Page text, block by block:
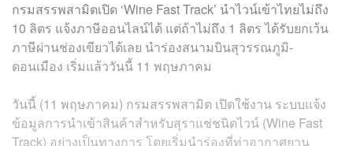
กรมสรรพสามิตเปิด ‘Wine Fast Track’ นำไวน์เข้าไทยไม่ถึง
10 ลิตร แจ้งภาษีออนไลน์ได้ แต่ถ้าไม่ถึง 1 ลิตร ได้รับยกเว้น
ภาษีผ่านช่องเขียวได้เลย นำร่องสนามบินสุวรรณภูมิ-
ดอนเมือง เริ่มแล้ววันนี้ 11 พฤษภาคม
วันนี้ (11 พฤษภาคม) กรมสรรพสามิต เปิดใช้งาน ระบบแจ้ง
ข้อมูลการนำเข้าสินค้าสำหรับสุราแช่ชนิดไวน์ (Wine Fast
Track) อย่างเป็นทางการ โดยเริ่มนำร่องที่ท่าอากาศยาน